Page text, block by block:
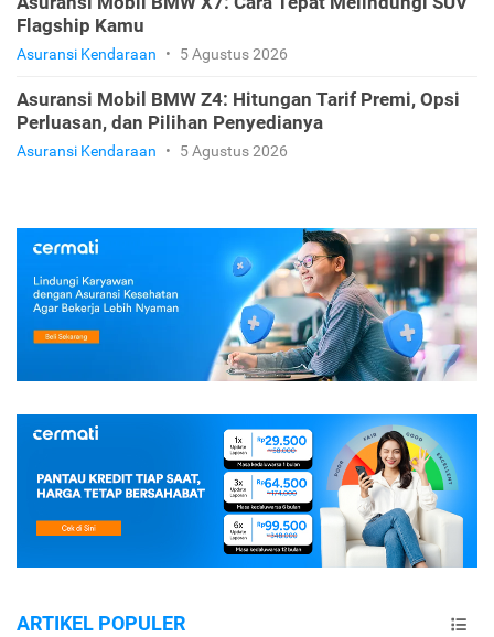
Flagship Kamu
Asuransi Kendaraan • 5 Agustus 2026
Asuransi Mobil BMW Z4: Hitungan Tarif Premi, Opsi
Perluasan, dan Pilihan Penyedianya
Asuransi Kendaraan • 5 Agustus 2026
ARTIKEL POPULER